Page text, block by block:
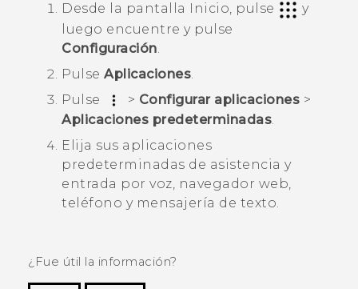
Desde la pantalla
Inicio, pulse
y
luego encuentre y pulse
Configuración
Pulse Aplicaciones
Pulse
> Configurar aplicaciones >
Aplicaciones predeterminadas.
Elija sus aplicaciones
predeterminadas de asistencia y
entrada por voz, navegador web,
teléfono y mensajería de texto.
¿Fue útil la información?